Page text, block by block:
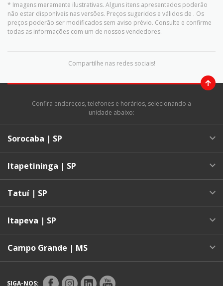
* Imagens meramente ilustrativas. Alguns itens apresentados poderão
não estar disponíveis nas versões. Preços sugeridos e válidos de . Os
preços poderão ser modificados sem aviso prévio. Consulte e confirme
todas as informações com um de nossos vendedores.
Compartilhe nas redes sociais!
Confira endereços, telefones e horários, selecionando a
unidade abaixo:
Sorocaba | SP
Itapetininga | SP
Tatuí | SP
Itapeva | SP
Campo Grande | MS
SIGA-NOS: